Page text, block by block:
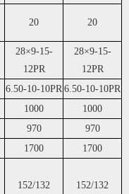
20 20
28×9-15-
12PR
28×9-15-
12PR
6.50-10-10PR 6.50-10-10PR
1000
1000
970
970
1700 1700
152/132 152/132